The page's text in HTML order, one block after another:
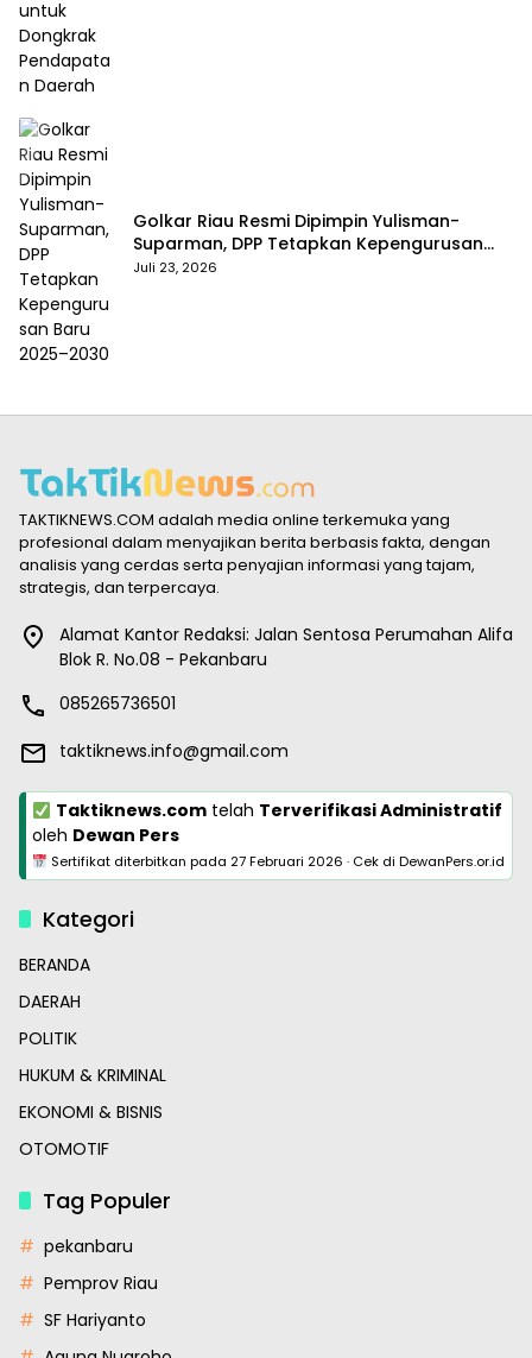
Golkar Riau Resmi Dipimpin Yulisman-
Suparman, DPP Tetapkan Kepengurusan
Baru 2025–2030
Juli 23, 2026
TAKTIKNEWS.COM adalah media online terkemuka yang
profesional dalam menyajikan berita berbasis fakta, dengan
analisis yang cerdas serta penyajian informasi yang tajam,
strategis, dan terpercaya.
Alamat Kantor Redaksi: Jalan Sentosa Perumahan Alifa
Blok R. No.08 - Pekanbaru
085265736501
taktiknews.info@gmail.com
Taktiknews.comtelah Terverifikasi Administratif
oleh Dewan Pers
Sertifikat diterbitkan pada 27 Februari 2026 · Cek di DewanPers.or.id
Kategori
BERANDA
DAERAH
POLITIK
HUKUM & KRIMINAL
EKONOMI & BISNIS
OTOMOTIF
Tag Populer
pekanbaru
Pemprov Riau
SF Hariyanto